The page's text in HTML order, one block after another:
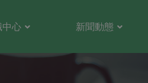
中心 新聞動態